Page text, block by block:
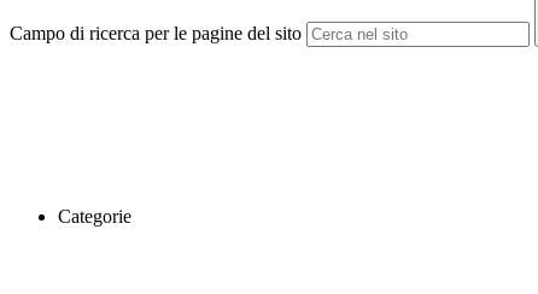
Campo di ricerca per le pagine del sito
Categorie